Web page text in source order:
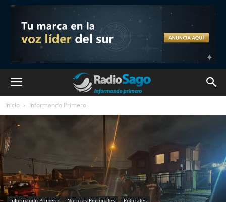
Inicio Informando Primero
Informando Primero Noticias Regionales Policiales